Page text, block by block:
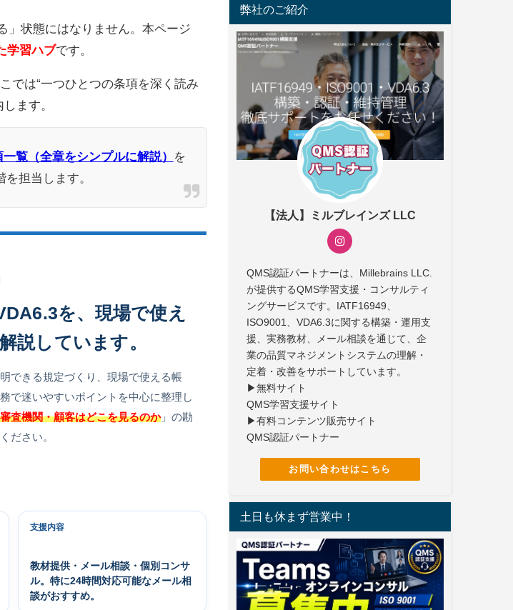
」状態にはなりません。本ページ
学習ハブです。
では“一つひとつの条項を深く読み
ます。
覧（全章をシンプルに解説）
を
担当します。
を、現場で使え
説しています。
できる規定づくり、現場で使える帳
で迷いやすいポイントを中心に整理し
審査機関・顧客はどこを見るのか」の勘
ださい。
支援内容
教材提供・メール相談・個別コンサ
ル。特に24時間対応可能なメール相
談がおすすめ。
弊社のご紹介
【法人】ミルブレインズ LLC
QMS認証パートナーは、Millebrains LLC.
が提供するQMS学習支援・コンサルティ
ングサービスです。IATF16949、
ISO9001、VDA6.3に関する構築・運用支
援、実務教材、メール相談を通じて、企
業の品質マネジメントシステムの理解・
定着・改善をサポートしています。
▶無料サイト
QMS学習支援サイト
▶有料コンテンツ販売サイト
QMS認証パートナー
お問い合わせはこちら
土日も休まず営業中！